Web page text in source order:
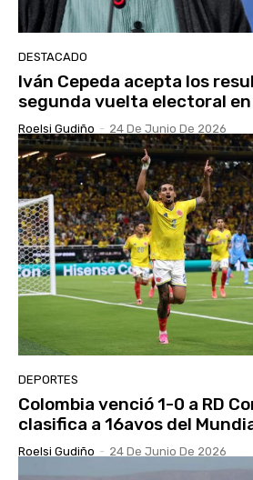
DESTACADO
Iván Cepeda acepta los
segunda vuelta electoral en
Roelsi Gudiño - 24 De Junio De 2026
DEPORTES
Colombia venció 1-0 a RD
clasifica a 16avos del
Roelsi Gudiño - 24 De Junio De 2026